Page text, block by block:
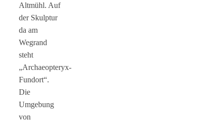
Altmühl. Auf
der Skulptur
da am
Wegrand
steht
„Archaeopteryx-
Fundort“.
Die
Umgebung
von